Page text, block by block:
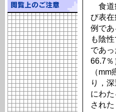
食道
び表
例で
も陰
であ
66.7％
（
り，
にわ
された